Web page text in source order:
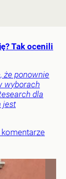
Tak ocenili
że ponownie
wyborach
dla
jest
komentarze